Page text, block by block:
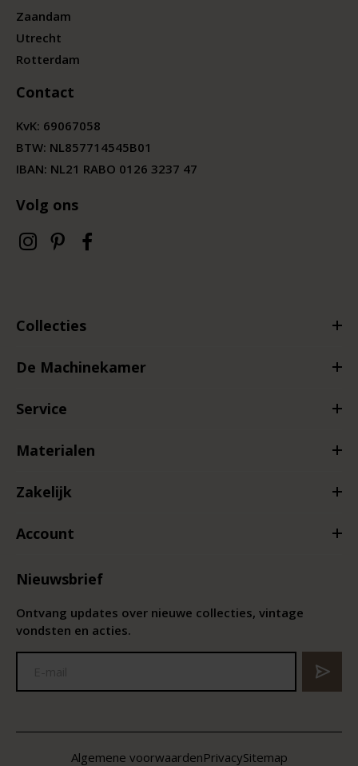
Zaandam
Utrecht
Rotterdam
Contact
KvK: 69067058
BTW: NL857714545B01
IBAN: NL21 RABO 0126 3237 47
Volg ons
Collecties
De Machinekamer
Service
Materialen
Zakelijk
Account
Nieuwsbrief
Ontvang updates over nieuwe collecties, vintage
vondsten en acties.
Algemene voorwaardenPrivacySitemap